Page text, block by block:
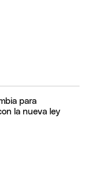
para
la nueva ley